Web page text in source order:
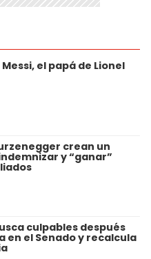
el papá de Lionel
crean un
y “ganar”
culpables después
en el Senado y recalcula